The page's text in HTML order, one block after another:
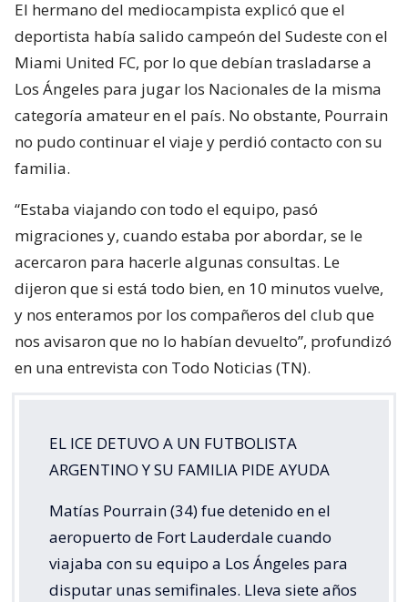
El hermano del mediocampista explicó que el
deportista había salido campeón del Sudeste con el
Miami United FC, por lo que debían trasladarse a
Los Ángeles para jugar los Nacionales de la misma
categoría amateur en el país. No obstante, Pourrain
no pudo continuar el viaje y perdió contacto con su
familia.
“Estaba viajando con todo el equipo, pasó
migraciones y, cuando estaba por abordar, se le
acercaron para hacerle algunas consultas. Le
dijeron que si está todo bien, en 10 minutos vuelve,
y nos enteramos por los compañeros del club que
nos avisaron que no lo habían devuelto”, profundizó
en una entrevista con Todo Noticias (TN).
EL ICE DETUVO A UN FUTBOLISTA
ARGENTINO Y SU FAMILIA PIDE AYUDA
Matías Pourrain (34) fue detenido en el
aeropuerto de Fort Lauderdale cuando
viajaba con su equipo a Los Ángeles para
disputar unas semifinales. Lleva siete años